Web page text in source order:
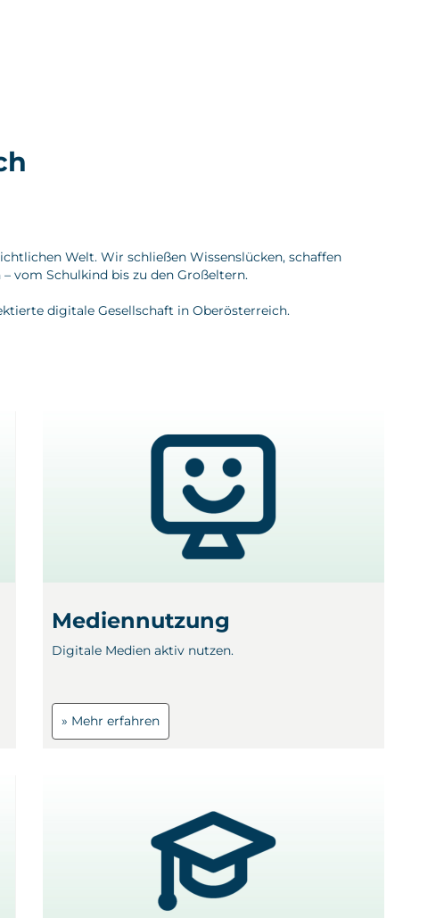
Welt. Wir schließen Wissenslücken, schaffen
vom Schulkind bis zu den Großeltern.
digitale Gesellschaft in Oberösterreich.
Mediennutzung
Digitale Medien aktiv nutzen.
» Mehr erfahren